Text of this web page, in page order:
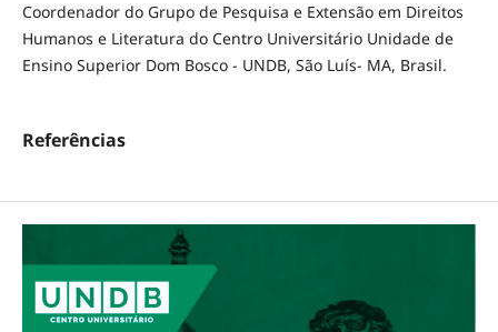
Coordenador do Grupo de Pesquisa e Extensão em Direitos
Humanos e Literatura do Centro Universitário Unidade de
Ensino Superior Dom Bosco - UNDB, São Luís- MA, Brasil.
Referências